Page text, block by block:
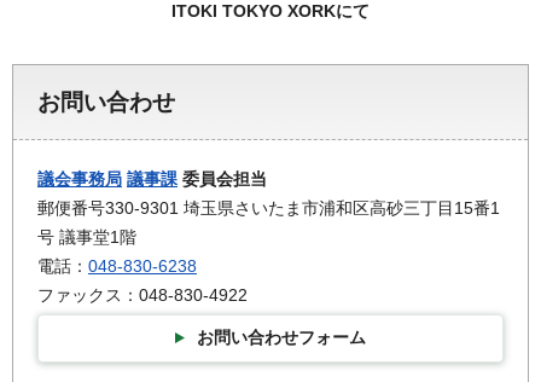
ITOKI TOKYO XORKにて
お問い合わせ
議会事務局 議事課 委員会担当
郵便番号330-9301 埼玉県さいたま市浦和区高砂三丁目15番1
号 議事堂1階
電話： 048-830-6238
ファックス：048-830-4922
お問い合わせフォーム